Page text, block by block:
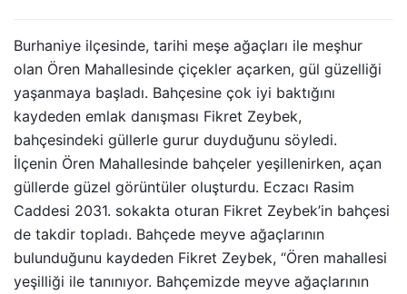
Burhaniye ilçesinde, tarihi meşe ağaçları ile meşhur
olan Ören Mahallesinde çiçekler açarken, gül güzelliği
yaşanmaya başladı. Bahçesine çok iyi baktığını
kaydeden emlak danışması Fikret Zeybek,
bahçesindeki güllerle gurur duyduğunu söyledi.
İlçenin Ören Mahallesinde bahçeler yeşillenirken, açan
güllerde güzel görüntüler oluşturdu. Eczacı Rasim
Caddesi 2031. sokakta oturan Fikret Zeybek’in bahçesi
de takdir topladı. Bahçede meyve ağaçlarının
bulunduğunu kaydeden Fikret Zeybek, “Ören mahallesi
yeşilliği ile tanınıyor. Bahçemizde meyve ağaçlarının